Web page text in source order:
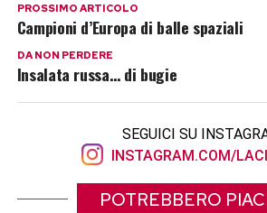
PROSSIMO ARTICOLO
Campioni d’Europa di balle spaziali
DA NON PERDERE
Insalata russa… di bugie
SEGUICI SU
INSTAGRAM.COM/
POTREBBERO